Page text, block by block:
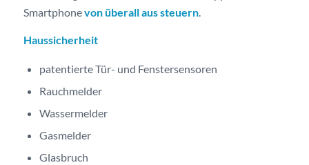
Smartphonevon überall aus steuern.
Haussicherheit
patentierte Tür- und Fenstersensoren
Rauchmelder
Wassermelder
Gasmelder
Glasbruch